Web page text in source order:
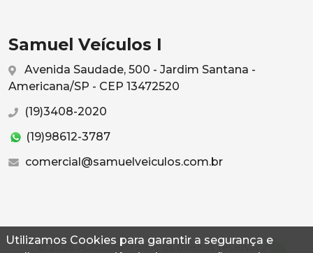
Utilizamos Cookies para garantir a segurança e
Samuel Veículos I
Avenida Saudade, 500 - Jardim Santana -
Americana/SP - CEP 13472520
(19)3408-2020
(19)98612-3787
comercial@samuelveiculos.com.br
© 2026 Autoconf. Todos os direitos reservados.